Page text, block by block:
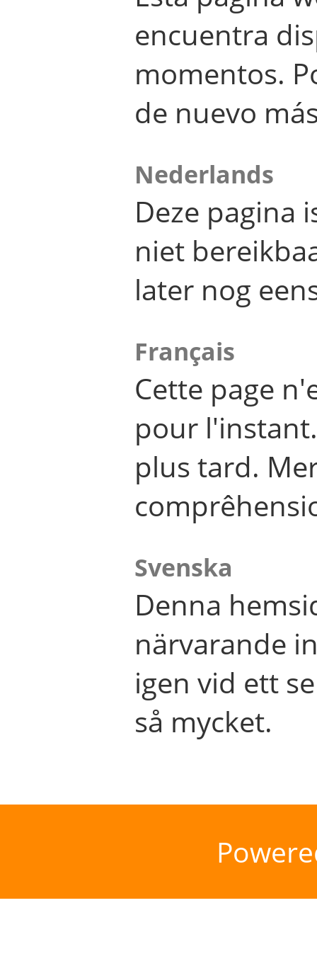
encuentra
momentos.
de nuevo
Nederlands
Deze pagina
niet
later nog
Français
Cette page
pour
plus tard.
Svenska
Denna
närvarande
igen vid ett
så mycket.